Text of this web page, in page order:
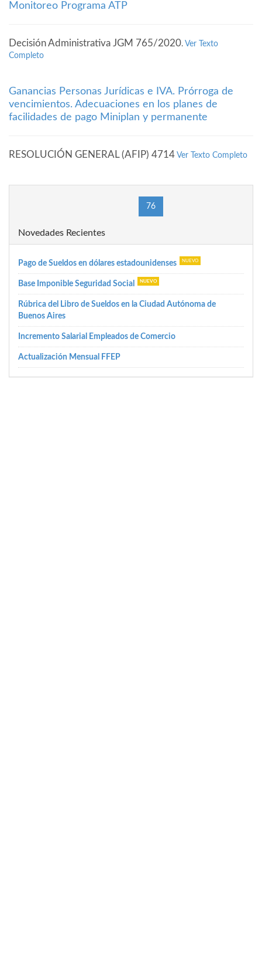
Monitoreo Programa ATP
Decisión Administrativa JGM 765/2020. Ver Texto
Completo
Ganancias Personas Jurídicas e IVA. Prórroga de
vencimientos. Adecuaciones en los planes de
facilidades de pago Miniplan y permanente
RESOLUCIÓN GENERAL (AFIP) 4714 Ver Texto Completo
76(current)
Novedades Recientes
Pago de Sueldos en dólares estadounidenses
Base Imponible Seguridad Social
Rúbrica del Libro de Sueldos en la Ciudad Autónoma de
Buenos Aires
Incremento Salarial Empleados de Comercio
Actualización Mensual FFEP